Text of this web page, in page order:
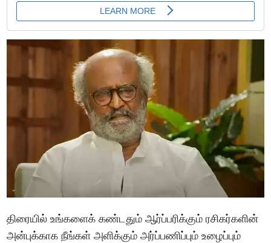
திரையில் உங்களைக் கண்டதும் ஆர்ப்பரிக்கும் ரசிகர்களின்
அன்புக்காக நீங்கள் அளிக்கும் அர்ப்பணிப்பும் உழைப்பும்